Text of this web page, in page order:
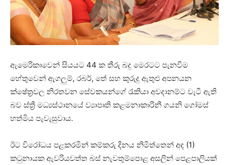
ඇමෙරිකාවෙන් සියයට 44 ක තීරු බදු මෙරටට පැනවීම
හේතුවෙන් ඇගලුම්, රබර්, තේ සහ කුරුදු ඇතුළු අපනයන
ක්ෂේත්‍රවල නිරතවන සේවකයන්ගේ රැකියා අවදානම්ට වැටී ඇති
බව ස්ත්‍රී මධ්‍යස්ථානයේ ව්‍යාපෘති කළමනාකාරිනී ගයනි ගෝමස්
හත්මිය පැවැසුවාය.
ඊට විරෝධය පළකරමින් කම්කරු දිනය නිමිත්තෙන් අද (1)
කටුනායක ඇවරියවත්ත බස් නැවතුම්පොළ අසලින් පෙළපාලියක්